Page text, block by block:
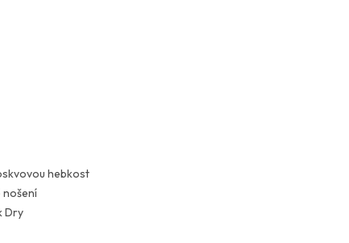
hebkost
Dry